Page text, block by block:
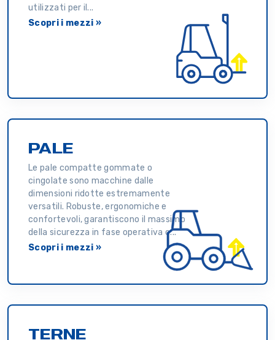
utilizzati per il...
Scopri i mezzi »
PALE
Le pale compatte gommate o
cingolate sono macchine dalle
dimensioni ridotte estremamente
versatili. Robuste, ergonomiche e
confortevoli, garantiscono il massimo
della sicurezza in fase operativa c...
Scopri i mezzi »
TERNE